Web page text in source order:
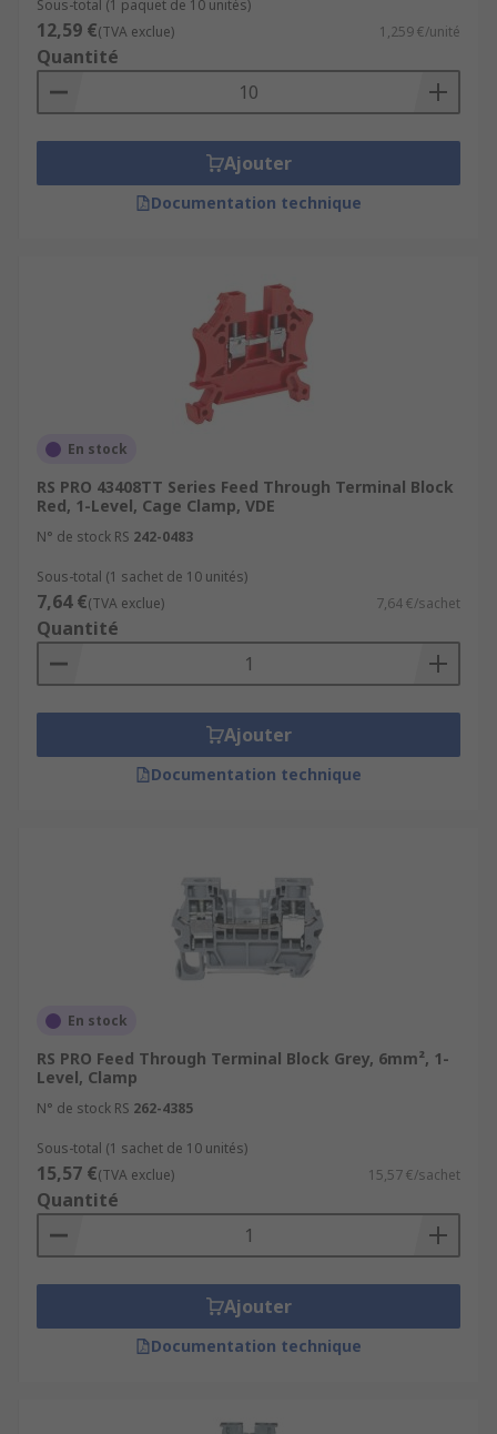
Sous-total (1 paquet de 10 unités)
12,59 €(TVA exclue) 1,259 €/unité
Quantité
Ajouter
Documentation technique
En stock
RS PRO 43408TT Series Feed Through Terminal Block
Red, 1-Level, Cage Clamp, VDE
N° de stock RS 242-0483
Sous-total (1 sachet de 10 unités)
7,64 €(TVA exclue) 7,64 €/sachet
Quantité
Ajouter
Documentation technique
En stock
RS PRO Feed Through Terminal Block Grey, 6mm², 1-
Level, Clamp
N° de stock RS 262-4385
Sous-total (1 sachet de 10 unités)
15,57 €(TVA exclue) 15,57 €/sachet
Quantité
Ajouter
Documentation technique